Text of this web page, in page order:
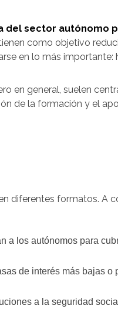
del sector autónomo
como objetivo
en lo más importante:
en general, suelen
de la formación y el
diferentes formatos. A
a los autónomos para
de interés más bajas
a la seguridad